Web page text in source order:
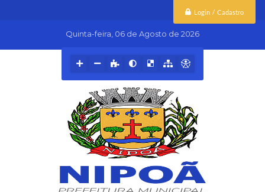
Login / Cadastro
Quinta-feira 06 de Agosto de 2026